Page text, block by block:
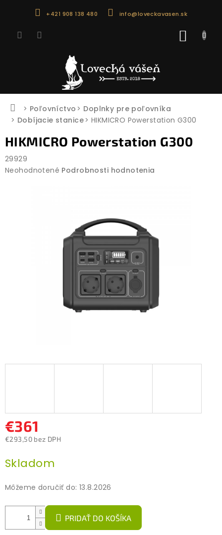
+421 908 138 480 info@loveckavasen.sk
Domov
Poľovníctvo
Doplnky pre poľovníka
Dobíjacie stanice
HIKMICRO Powerstation G300
HIKMICRO Powerstation G300
29929
Priemerné
Neohodnotené Podrobnosti hodnotenia
€361
€293,50 bez DPH
cena:
Skladom
Môžeme doručiť do: 13.8.2026
PRIDAŤ DO KOŠÍKA